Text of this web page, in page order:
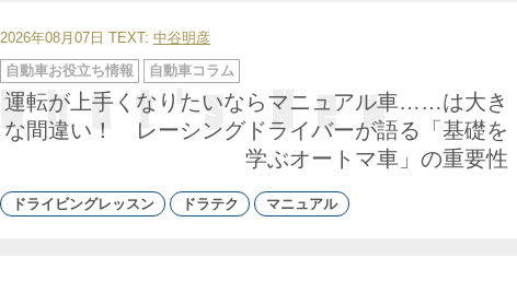
2026年08月07日 TEXT: 中谷明彦
運転が上手くなりたいならマニュアル車……は大き
な間違い！ レーシングドライバーが語る「基礎を
学ぶオートマ車」の重要性
カ
テ
ゴ
リ
自動車お役立ち情報 自動車コラム
ドライビングレッスン ドラテク マニュアル